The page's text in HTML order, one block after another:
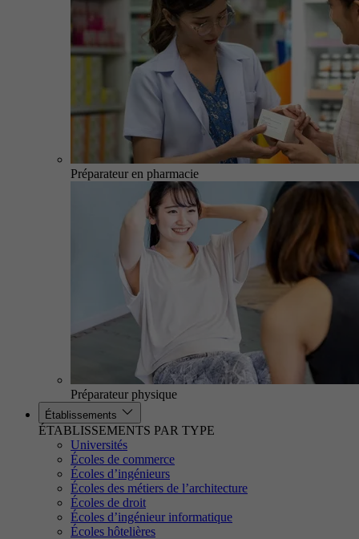
Préparateur en pharmacie
Préparateur physique
Établissements
ÉTABLISSEMENTS PAR TYPE
Universités
Écoles de commerce
Écoles d’ingénieurs
Écoles des métiers de l’architecture
Écoles de droit
Écoles d’ingénieur informatique
Écoles hôtelières